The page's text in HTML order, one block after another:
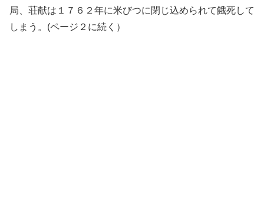
局、荘献は１７６２年に米びつに閉じ込められて餓死して
しまう。(ページ２に続く）